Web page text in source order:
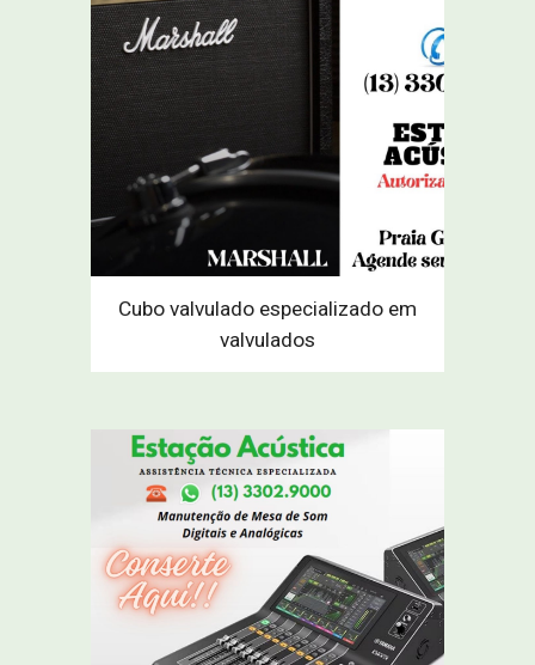
Cubo valvulado especializado em
valvulados